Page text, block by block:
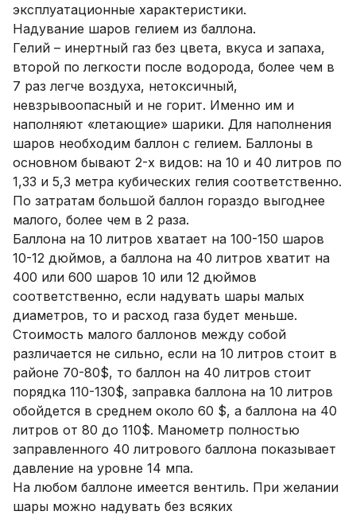
эксплуатационные характеристики.
Надувание шаров гелием из баллона.
Гелий – инертный газ без цвета, вкуса и запаха,
второй по легкости после водорода, более чем в
7 раз легче воздуха, нетоксичный,
невзрывоопасный и не горит. Именно им и
наполняют «летающие» шарики. Для наполнения
шаров необходим баллон с гелием. Баллоны в
основном бывают 2-х видов: на 10 и 40 литров по
1,33 и 5,3 метра кубических гелия соответственно.
По затратам большой баллон гораздо выгоднее
малого, более чем в 2 раза.
Баллона на 10 литров хватает на 100-150 шаров
10-12 дюймов, а баллона на 40 литров хватит на
400 или 600 шаров 10 или 12 дюймов
соответственно, если надувать шары малых
диаметров, то и расход газа будет меньше.
Стоимость малого баллонов между собой
различается не сильно, если на 10 литров стоит в
районе 70-80$, то баллон на 40 литров стоит
порядка 110-130$, заправка баллона на 10 литров
обойдется в среднем около 60 $, а баллона на 40
литров от 80 до 110$. Манометр полностью
заправленного 40 литрового баллона показывает
давление на уровне 14 мпа.
На любом баллоне имеется вентиль. При желании
шары можно надувать без всяких